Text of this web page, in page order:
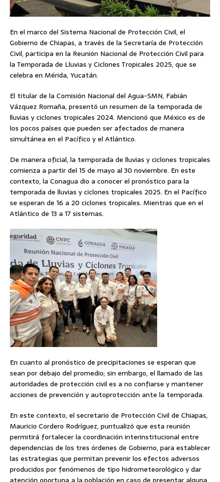
En el marco del Sistema Nacional de Protección Civil, el
Gobierno de Chiapas, a través de la Secretaría de Protección
Civil, participa en la Reunión Nacional de Protección Civil para
la Temporada de Lluvias y Ciclones Tropicales 2025, que se
celebra en Mérida, Yucatán.
El titular de la Comisión Nacional del Agua-SMN, Fabián
Vázquez Romaña, presentó un resumen de la temporada de
lluvias y ciclones tropicales 2024. Mencionó que México es de
los pocos países que pueden ser afectados de manera
simultánea en el Pacífico y el Atlántico.
De manera oficial, la temporada de lluvias y ciclones tropicales
comienza a partir del 15 de mayo al 30 noviembre. En este
contexto, la Conagua dio a conocer el pronóstico para la
temporada de lluvias y ciclones tropicales 2025. En el Pacífico
se esperan de 16 a 20 ciclones tropicales. Mientras que en el
Atlántico de 13 a 17 sistemas.
En cuanto al pronóstico de precipitaciones se esperan que
sean por debajo del promedio; sin embargo, el llamado de las
autoridades de protección civil es a no confiarse y mantener
acciones de prevención y autoprotección ante la temporada.
En este contexto, el secretario de Protección Civil de Chiapas,
Mauricio Cordero Rodríguez, puntualizó que esta reunión
permitirá fortalecer la coordinación interinstitucional entre
dependencias de los tres órdenes de Gobierno, para establecer
las estrategias que permitan prevenir los efectos adversos
producidos por fenómenos de tipo hidrometeorológico y dar